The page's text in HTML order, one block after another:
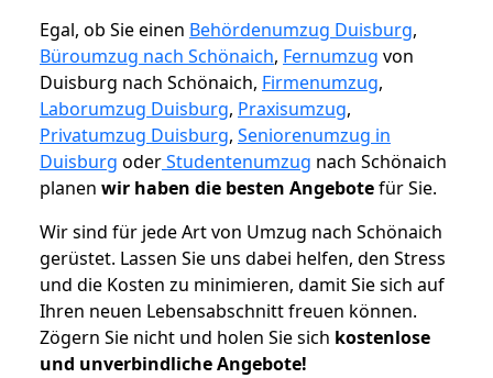
Egal, ob Sie einen Behördenumzug Duisburg,
Büroumzug nach Schönaich, Fernumzug von
Duisburg nach Schönaich, Firmenumzug,
Laborumzug Duisburg, Praxisumzug,
Privatumzug Duisburg, Seniorenumzug in
Duisburg oderStudentenumzug nach Schönaich
planen wir haben die besten Angebotefür Sie.
Wir sind für jede Art von Umzug nach Schönaich
gerüstet. Lassen Sie uns dabei helfen, den Stress
und die Kosten zu minimieren, damit Sie sich auf
Ihren neuen Lebensabschnitt freuen können.
Zögern Sie nicht und holen Sie sich kostenlose
und unverbindliche Angebote!